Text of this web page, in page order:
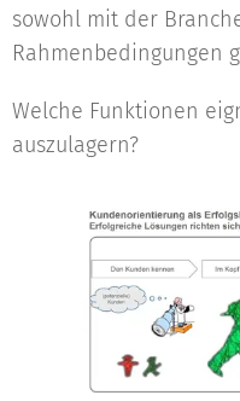
sowohl mit der
Rahmenbedingungen
Welche Funktionen
auszulagern?